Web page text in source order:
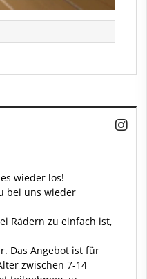
wieder los!
bei uns wieder
Rädern zu einfach ist,
Das Angebot ist für
zwischen 7-14